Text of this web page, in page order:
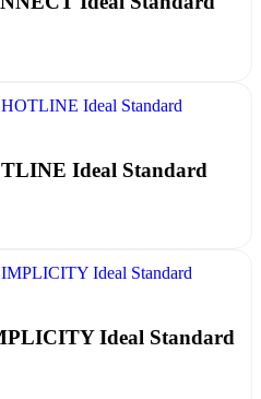
Ideal Standard
Ideal Standard